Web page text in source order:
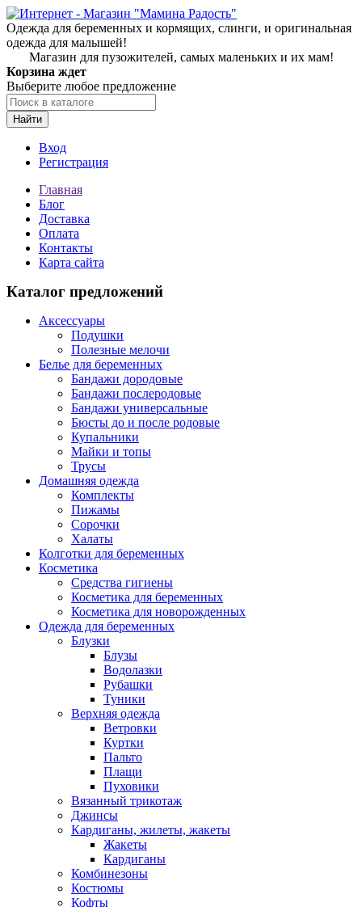
Одежда для беременных и кормящих, слинги, и оригинальная
одежда для малышей!
Магазин для пузожителей, самых маленьких и их мам!
Корзина ждет
Выберите любое предложение
Найти
Вход
Регистрация
Главная
Блог
Доставка
Оплата
Контакты
Карта сайта
Каталог предложений
Аксессуары
Подушки
Полезные мелочи
Белье для беременных
Бандажи дородовые
Бандажи послеродовые
Бандажи универсальные
Бюсты до и после родовые
Купальники
Майки и топы
Трусы
Домашняя одежда
Комплекты
Пижамы
Сорочки
Халаты
Колготки для беременных
Косметика
Cредства гигиены
Косметика для беременных
Косметика для новорожденных
Одежда для беременных
Блузки
Блузы
Водолазки
Рубашки
Туники
Верхняя одежда
Ветровки
Куртки
Пальто
Плащи
Пуховики
Вязанный трикотаж
Джинсы
Кардиганы, жилеты, жакеты
Жакеты
Кардиганы
Комбинезоны
Костюмы
Кофты